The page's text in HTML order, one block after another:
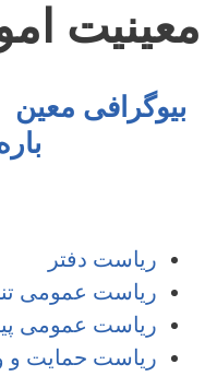
معینیت
بیوگرافی معین
ریاست دفتر
ریاست عمومی
ریاست عمومی
ریاست حمایت و